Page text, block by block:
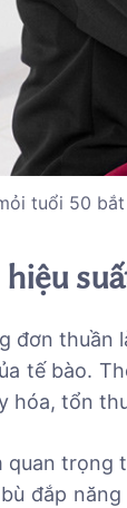
tuổi 50
đơn thuần
tế bào.
hóa, tổn
quan trọng
đắp